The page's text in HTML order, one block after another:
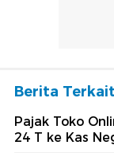
Berita Terkait
Pajak Toko
24 T ke Kas